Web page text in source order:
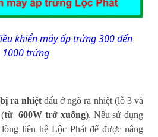
khiển máy ấp trứng 300 đến
1000 trứng
ra nhiệtđấu ở ngõ ra nhiệt (lỗ 3 và
từ 600W trở xuống). Nếu sử dụng
liên hệ Lộc Phát để được nâng